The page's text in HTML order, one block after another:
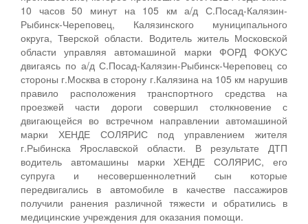
10 часов 50 минут на 105 км а/д С.Посад-Калязин-
Рыбинск-Череповец, Калязинского муниципального
округа, Тверской области. Водитель житель Московской
области управляя автомашиной марки ФОРД ФОКУС
двигаясь по а/д С.Посад-Калязин-Рыбинск-Череповец со
стороны г.Москва в сторону г.Калязина на 105 км нарушив
правило расположения транспортного средства на
проезжей части дороги совершил столкновение с
двигающейся во встречном направлении автомашиной
марки ХЕНДЕ СОЛЯРИС под управлением жителя
г.Рыбинска Ярославской области. В результате ДТП
водитель автомашины марки ХЕНДЕ СОЛЯРИС, его
супруга и несовершеннолетний сын которые
передвигались в автомобиле в качестве пассажиров
получили ранения различной тяжести и обратились в
медицинские учреждения для оказания помощи.